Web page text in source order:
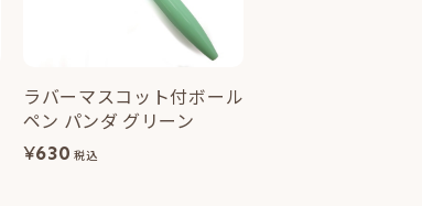
ラバーマスコット付ボール
ペン パンダ グリーン
¥630 税込